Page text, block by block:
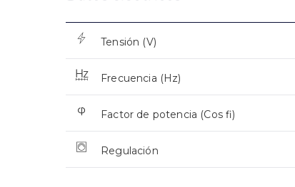
Tensión (V)
Frecuencia (Hz)
Factor de potencia (Cos fi)
Regulación